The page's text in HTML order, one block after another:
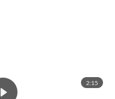
2:15